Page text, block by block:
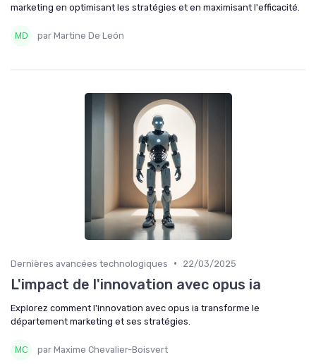
marketing en optimisant les stratégies et en maximisant l'efficacité.
par Martine De León
Dernières avancées technologiques • 22/03/2025
L'impact de l'innovation avec opus ia
Explorez comment l'innovation avec opus ia transforme le
département marketing et ses stratégies.
par Maxime Chevalier-Boisvert